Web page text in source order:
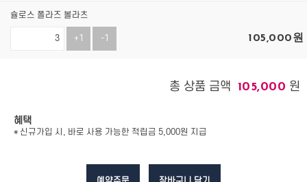
슐로스 폴라즈 볼라츠
+1 -1 105,000원
총 상품 금액 105,000 원
혜택
* 신규가입 시, 바로 사용 가능한 적립금 5,000원 지급